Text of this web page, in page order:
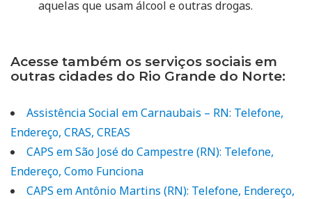
aquelas que usam álcool e outras drogas.
Acesse também os serviços sociais em
outras cidades do Rio Grande do Norte:
Assistência Social em Carnaubais – RN: Telefone,
Endereço, CRAS, CREAS
CAPS em São José do Campestre (RN): Telefone,
Endereço, Como Funciona
CAPS em Antônio Martins (RN): Telefone, Endereço,